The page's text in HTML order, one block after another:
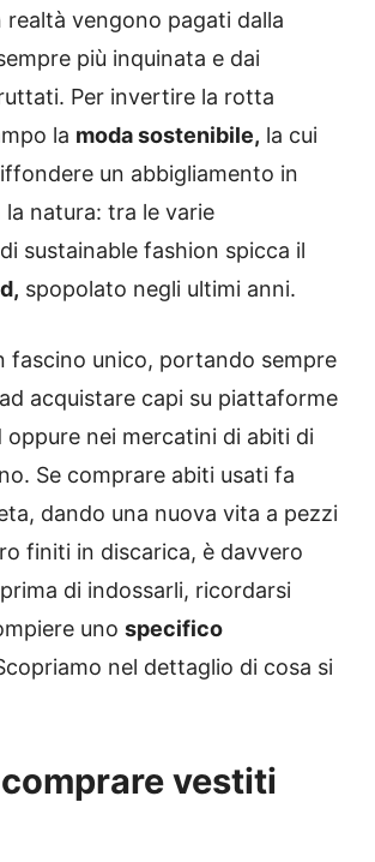
realtà vengono pagati dalla
più inquinata e dai
Per invertire la rotta
la moda sostenibile, la cui
un abbigliamento in
natura: tra le varie
sustainable fashion spicca il
spopolato negli ultimi anni.
fascino unico, portando sempre
acquistare capi su piattaforme
oppure nei mercatini di abiti di
Se comprare abiti usati fa
dando una nuova vita a pezzi
finiti in discarica, è davvero
di indossarli, ricordarsi
uno specifico
nel dettaglio di cosa si
vestiti